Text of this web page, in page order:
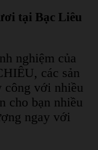
tại Bạc Liêu
nghiệm của
các sản
công với nhiều
cho bạn nhiều
ngay với